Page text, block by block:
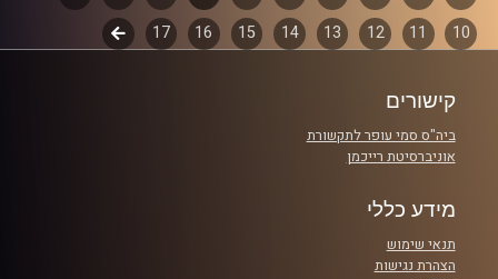
קרדיט תמונות:włodi
פרקים
10
11
12
13
14
15
16
17
לשלב
קישורים
ביה"ס סמי עופר לתקשורת
אוניברסיטת רייכמן
מידע כללי
תנאי שימוש
הצהרת נגישות